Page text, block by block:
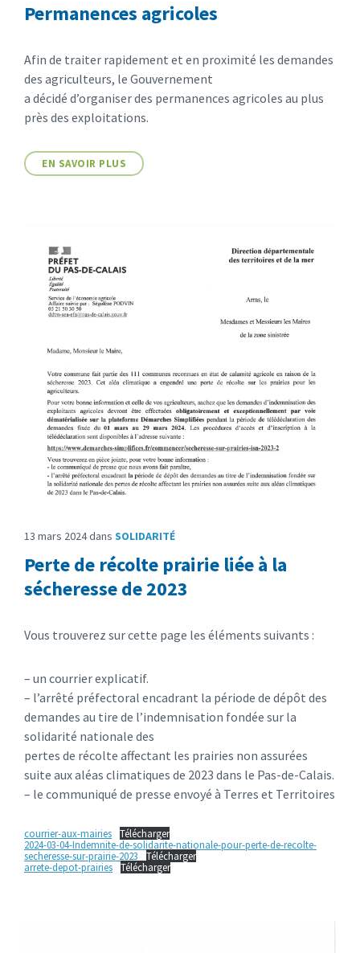
Permanences agricoles
Afin de traiter rapidement et en proximité les demandes
des agriculteurs, le Gouvernement
a décidé d’organiser des permanences agricoles au plus
près des exploitations.
EN SAVOIR PLUS
13 mars 2024dans SOLIDARITÉ
Perte de récolte prairie liée à la
sécheresse de 2023
Vous trouverez sur cette page les éléments suivants :
– un courrier explicatif.
– l’arrêté préfectoral encadrant la période de dépôt des
demandes au tire de l’indemnisation fondée sur la
solidarité nationale des
pertes de récolte affectant les prairies non assurées
suite aux aléas climatiques de 2023 dans le Pas-de-Calais.
– le communiqué de presse envoyé à Terres et Territoires
courrier-aux-mairies
Télécharger
2024-03-04-Indemnite-de-solidarite-nationale-pour-perte-de-recolte-
secheresse-sur-prairie-2023
Télécharger
arrete-depot-prairies
Télécharger